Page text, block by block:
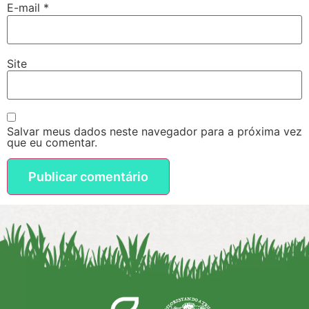
E-mail *
Site
Salvar meus dados neste navegador para a próxima vez
que eu comentar.